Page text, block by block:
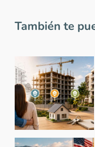
También te